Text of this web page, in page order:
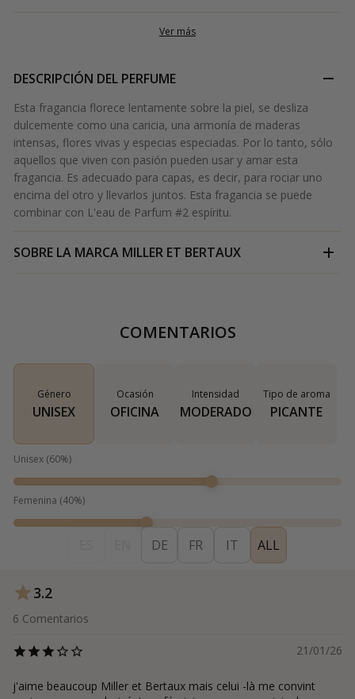
Ver más
DESCRIPCIÓN DEL PERFUME
Esta fragancia florece lentamente sobre la piel, se desliza
dulcemente como una caricia, una armonía de maderas
intensas, flores vivas y especias especiadas. Por lo tanto, sólo
aquellos que viven con pasión pueden usar y amar esta
fragancia. Es adecuado para capas, es decir, para rociar uno
encima del otro y llevarlos juntos. Esta fragancia se puede
combinar con L'eau de Parfum #2 espíritu.
SOBRE LA MARCA MILLER ET BERTAUX
COMENTARIOS
Género
UNISEX
Ocasión
OFICINA
Intensidad
MODERADO
Tipo de aroma
PICANTE
Unisex (60%)
Femenina (40%)
DE FR IT ALL
3.2
6 Comentarios
21/01/26
j'aime beaucoup Miller et Bertaux mais celui -là me convint